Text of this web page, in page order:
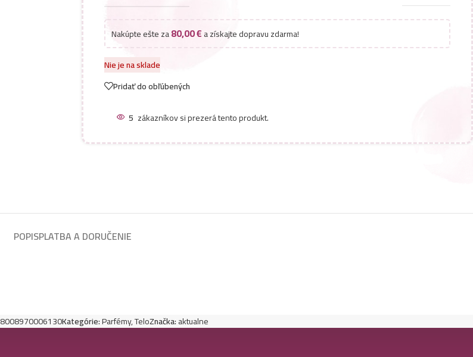
Nakúpte ešte za80,00€a získajte dopravu zdarma!
Nie je na sklade
Pridať do obľúbených
5 zákazníkov si prezerá tento produkt.
POPISPLATBA A DORUČENIE
8008970006130Kategórie:Parfémy,TeloZnačka:aktualne